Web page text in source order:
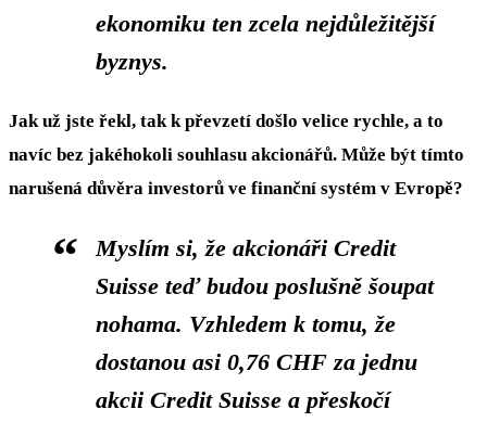
ekonomiku ten zcela nejdůležitější
byznys.
Jak už jste řekl, tak k převzetí došlo velice rychle, a to
navíc bez jakéhokoli souhlasu akcionářů. Může být tímto
narušená důvěra investorů ve finanční systém v Evropě?
Myslím si, že akcionáři Credit
Suisse teď budou poslušně šoupat
nohama. Vzhledem k tomu, že
dostanou asi 0,76 CHF za jednu
akcii Credit Suisse a přeskočí